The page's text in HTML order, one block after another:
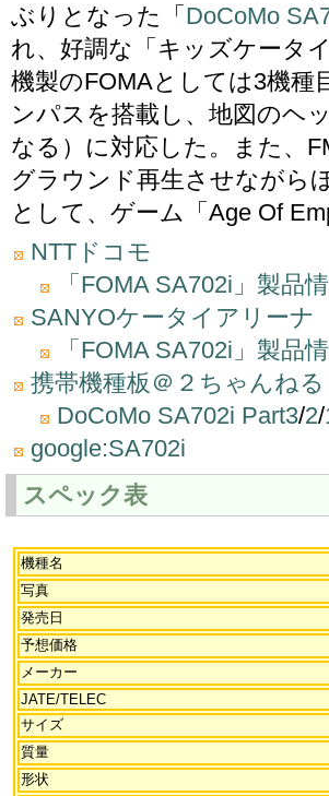
ぶりとなった「 DoCoMo
れ、好調な「キッズケータ
機製のFOMAとしては3機種
ンパスを搭載し、地図のヘ
なる）に対応した。また、
グラウンド再生させながら
として、ゲーム「Age Of
NTTドコモ
「FOMA SA702i」製品
SANYOケータイアリーナ
「FOMA SA702i」製品
携帯機種板＠２ちゃんねる
DoCoMo SA702i Part3/2/
google:SA702i
スペック表
機種名
写真
発売日
予想価格
メーカー
JATE/TELEC
サイズ
質量
形状